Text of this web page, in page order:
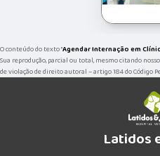
O conteúdo do texto "Agendar Internação em
Sua reprodução, parcial ou total, mesmo citando
de violação de direito autoral – artigo 184 do Código
Latidos